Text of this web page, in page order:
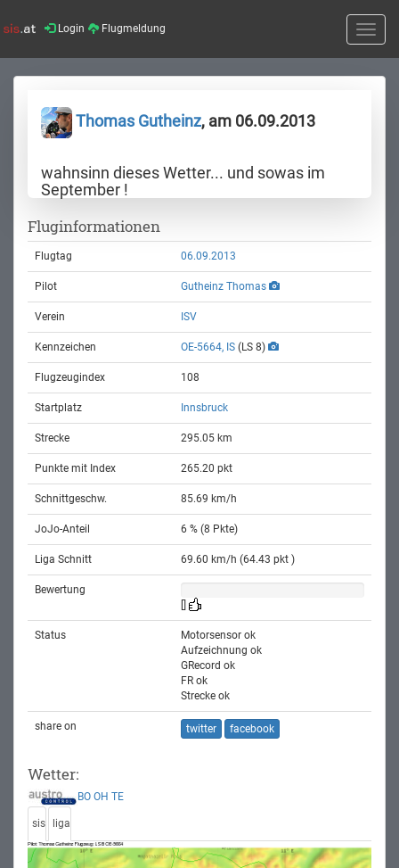
Login Flugmeldung
Toggle
Thomas Gutheinz, am 06.09.2013
wahnsinn dieses Wetter... und sowas im
September !
Fluginformationen
Flugtag 06.09.2013
Pilot Gutheinz Thomas
Verein ISV
Kennzeichen OE-5664, IS (LS 8)
Flugzeugindex 108
Startplatz Innsbruck
Strecke 295.05 km
Punkte mit Index 265.20 pkt
Schnittgeschw. 85.69 km/h
JoJo-Anteil 6 % (8 Pkte)
Liga Schnitt 69.60 km/h (64.43 pkt )
Bewertung
Status
Motorsensor ok
Aufzeichnung ok
GRecord ok
FR ok
Strecke ok
share on twitter facebook
Wetter:
BO OH TE
sis liga